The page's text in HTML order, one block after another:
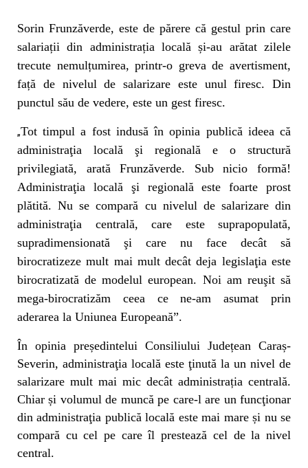
Sorin Frunzăverde, este de părere că gestul prin care
salariații din administrația locală și-au arătat zilele
trecute nemulțumirea, printr-o greva de avertisment,
față de nivelul de salarizare este unul firesc. Din
punctul său de vedere, este un gest firesc.
„Tot timpul a fost indusă în opinia publică ideea că
administraţia locală şi regională e o structură
privilegiată, arată Frunzăverde. Sub nicio formă!
Administraţia locală şi regională este foarte prost
plătită. Nu se compară cu nivelul de salarizare din
administraţia centrală, care este suprapopulată,
supradimensionată şi care nu face decât să
birocratizeze mult mai mult decât deja legislaţia este
birocratizată de modelul european. Noi am reuşit să
mega-birocratizăm ceea ce ne-am asumat prin
aderarea la Uniunea Europeană”.
În opinia președintelui Consiliului Județean Caraș-
Severin, administraţia locală este ţinută la un nivel de
salarizare mult mai mic decât administrația centrală.
Chiar și volumul de muncă pe care-l are un funcţionar
din administraţia publică locală este mai mare și nu se
compară cu cel pe care îl prestează cel de la nivel
central.